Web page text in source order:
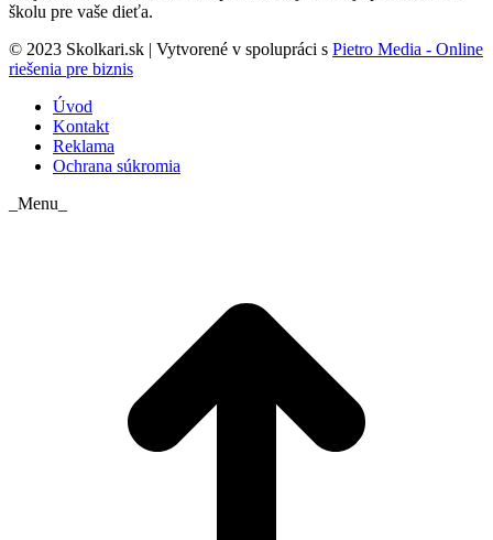
školu pre vaše dieťa.
© 2023 Skolkari.sk | Vytvorené v spolupráci s Pietro Media - Online
riešenia pre biznis
Úvod
Kontakt
Reklama
Ochrana súkromia
_Menu_